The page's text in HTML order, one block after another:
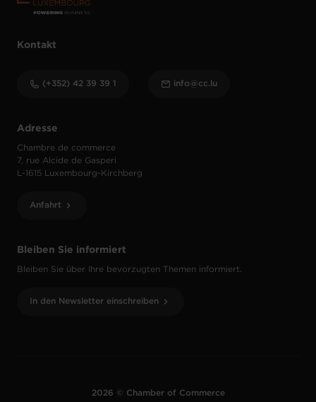
Bleiben Sie informiert
Bleiben Sie über Ihre bevorzugten Themen informiert.
In den Newsletter einschreiben
Adresse
Chambre de commerce
7, rue Alcide de Gasperi
L-1615 Luxembourg-Kirchberg
Anfahrt
Kontakt
(+352) 42 39 39 1 info@cc.lu
2026 © Chamber of Commerce